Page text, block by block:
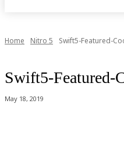
Home Nitro 5 Swift5-Featured-
Swift5-Featured-
May 18, 2019